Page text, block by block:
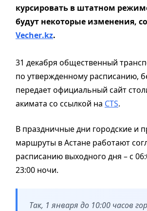
курсировать в штатном
будут некоторые изменения,
Vecher.kz.
31 декабря общественный
по утвержденному расписанию,
передает официальный сайт
акимата со ссылкой на CTS.
В праздничные дни городские и
маршруты в Астане работают
расписанию выходного дня – с
23:00 ночи.
Так, 1 января до 10:00 часов